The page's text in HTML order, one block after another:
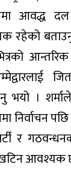
आवद्ध दल
रहेको
। शर्माले
निर्वाचन
र
खटिन आवश्यक